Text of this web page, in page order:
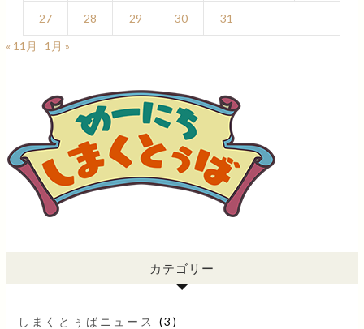
27 28 29 30
31
« 11月
1月 »
カテゴリー
しまくとぅばニュース (3)